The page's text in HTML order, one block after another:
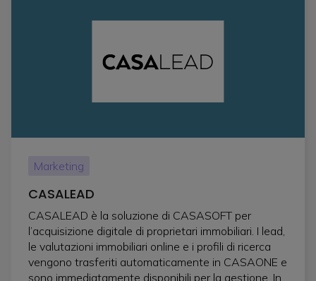
Marketing
CASALEAD
CASALEAD è la soluzione di CASASOFT per
l’acquisizione digitale di proprietari immobiliari. I lead,
le valutazioni immobiliari online e i profili di ricerca
vengono trasferiti automaticamente in CASAONE e
sono immediatamente disponibili per la gestione. In